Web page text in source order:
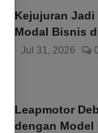
Kejujuran Jadi
Modal Bisnis
Jul 31, 2026 0
Leapmotor
dengan Model